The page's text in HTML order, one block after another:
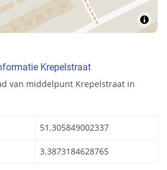
Krepelstraat
van middelpunt Krepelstraat in
51.305849002337
3.3873184628765